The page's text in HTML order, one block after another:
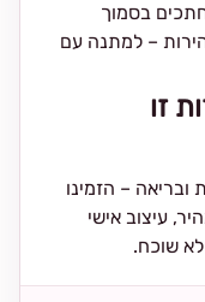
בסמוך
– למתנה עם
זו
– הזמינו
עיצוב אישי
שוכח.